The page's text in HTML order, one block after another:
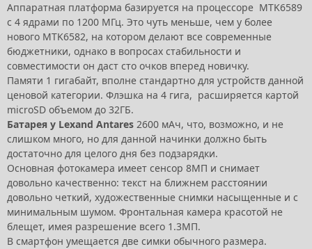
Аппаратная платформа базируется на процессоре MTK6589
с 4 ядрами по 1200 МГц. Это чуть меньше, чем у более
нового MTK6582, на котором делают все современные
бюджетники, однако в вопросах стабильности и
совместимости он даст сто очков вперед новичку.
Памяти 1 гигабайт, вполне стандартно для устройств данной
ценовой категории. Флэшка на 4 гига, расширяется картой
microSD объемом до 32ГБ.
Батарея у Lexand Antares 2600 мАч, что, возможно, и не
слишком много, но для данной начинки должно быть
достаточно для целого дня без подзарядки.
Основная фотокамера имеет сенсор 8МП и снимает
довольно качественно: текст на ближнем расстоянии
довольно четкий, художественные снимки насыщенные и с
минимальным шумом. Фронтальная камера красотой не
блещет, имея разрешение всего 1.3МП.
В смартфон умещается две симки обычного размера.